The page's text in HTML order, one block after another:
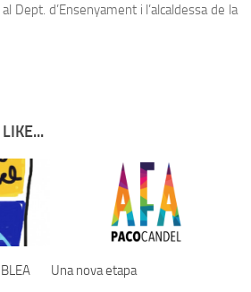
Dept. d’Ensenyament i l’alcaldessa de la
Una nova etapa